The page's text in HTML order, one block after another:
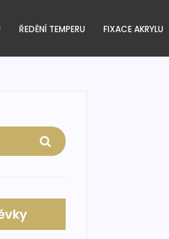
ŘEDĚNÍ TEMPERU FIXACE AKRYLU